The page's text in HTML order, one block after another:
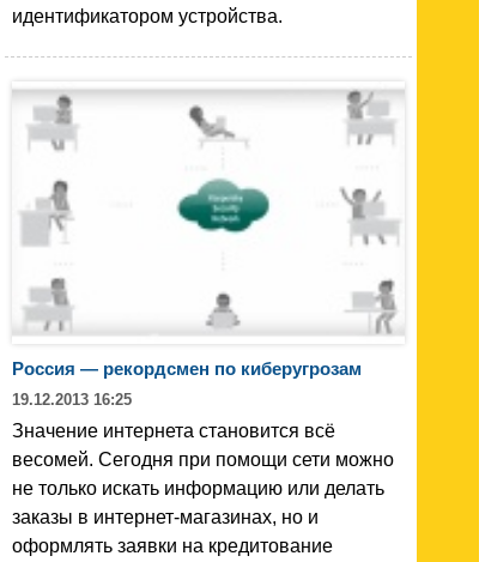
идентификатором устройства.
Россия — рекордсмен по киберугрозам
19.12.2013 16:25
Значение интернета становится всё
весомей. Сегодня при помощи сети можно
не только искать информацию или делать
заказы в интернет-магазинах, но и
оформлять заявки на кредитование